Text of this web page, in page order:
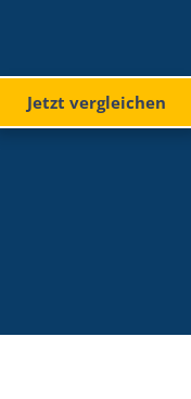
Jetzt vergleichen